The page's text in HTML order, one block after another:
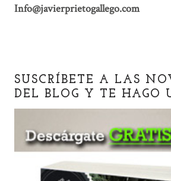
Info@javierprietogallego.com
SUSCRÍBETE A LAS
DEL BLOG Y TE HAGO